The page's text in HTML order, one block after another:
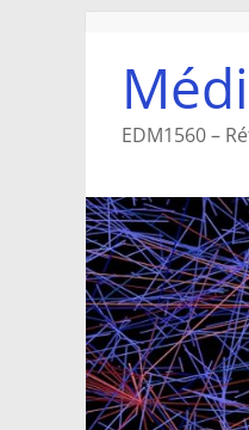
contenu
EDM1560 –